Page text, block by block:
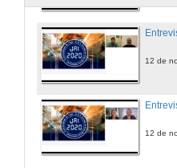
12 de
12 de